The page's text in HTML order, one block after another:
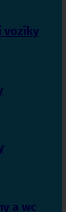
vozíky
a wc